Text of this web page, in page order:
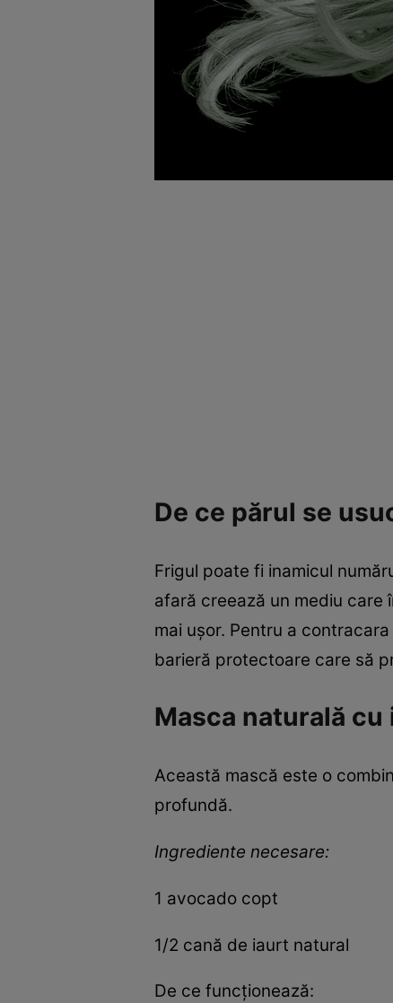
De ce părul se
Frigul poate fi inamicul
afară creează un mediu
mai ușor. Pentru a
barieră protectoare care să
Masca naturală
Această mască este o
profundă.
Ingrediente necesare:
1 avocado copt
1/2 cană de iaurt natural
De ce funcționează: